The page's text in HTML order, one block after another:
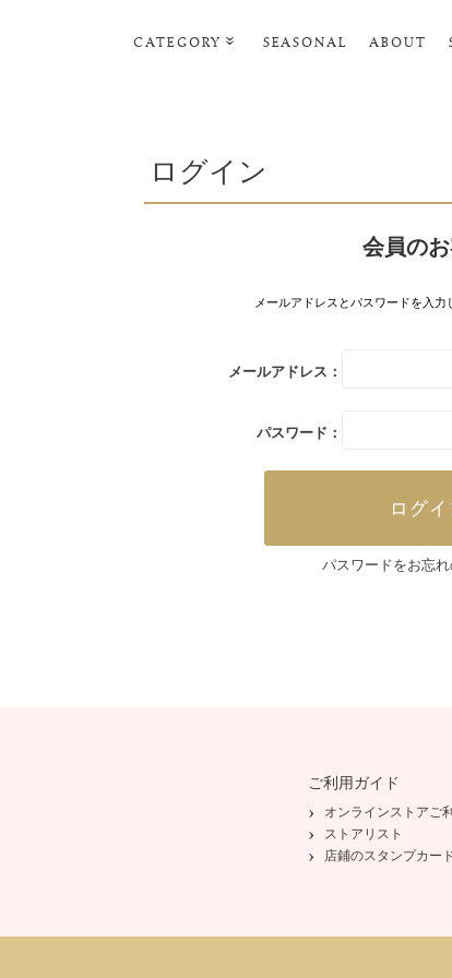
CATEGORY SEASONAL ABOUT
ポーチ･トラベルグッズ
タオル・ヘアバンド
ログイン
会員の
メールアドレスとパスワードを入力
メールアドレス：
パスワード：
パスワードをお忘
ご利用ガイド
オンラインストアご
ストアリスト
店鋪のスタンプカー